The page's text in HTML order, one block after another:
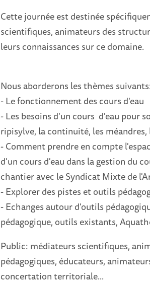
Cette journée est destinée
scientifiques, animateurs des
leurs connaissances sur ce domaine.
Nous aborderons les thèmes
- Le fonctionnement des cours d'eau
- Les besoins d'un cours d'eau pour
ripisylve, la continuité, les
- Comment prendre en compte
d'un cours d'eau dans la gestion du
chantier avec le Syndicat Mixte de
- Explorer des pistes et outils
- Echanges autour d'outils
pédagogique, outils existants,
Public: médiateurs scientifiques,
pédagogiques, éducateurs,
concertation territoriale...